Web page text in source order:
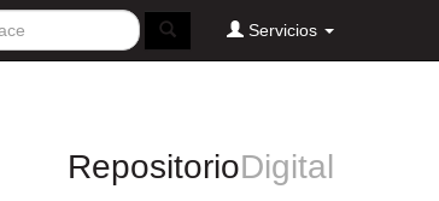
Servicios
RepositorioDigital